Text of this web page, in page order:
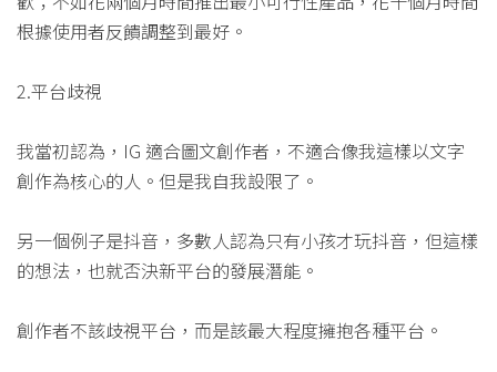
根據使用者反饋調整到最好。
2.平台歧視
我當初認為，IG 適合圖文創作者，不適合像我這樣以文字
創作為核心的人。但是我自我設限了。
另一個例子是抖音，多數人認為只有小孩才玩抖音，但這樣
的想法，也就否決新平台的發展潛能。
創作者不該歧視平台，而是該最大程度擁抱各種平台。